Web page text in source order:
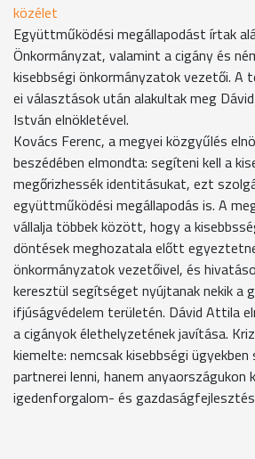
közélet
Együttműködési megállapodást írtak
Önkormányzat, valamint a cigány és
kisebbségi önkormányzatok vezetői. A
ei választások után alakultak meg
István elnökletével.
Kovács Ferenc, a megyei közgyűlés
beszédében elmondta: segíteni kell a
megőrizhessék identitásukat, ezt
együttműködési megállapodás is. A
vállalja többek között, hogy a
döntések meghozatala előtt
önkormányzatok vezetőivel, és
keresztül segítséget nyújtanak nekik a
ifjúságvédelem területén. Dávid Attila
a cigányok élethelyzetének javítása.
kiemelte: nemcsak kisebbségi
partnerei lenni, hanem anyaországukon
igedenforgalom- és